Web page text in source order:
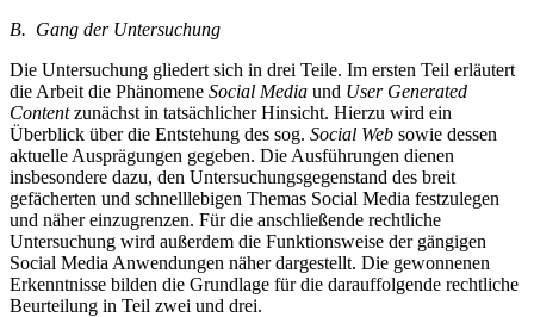
B. Gang der Untersuchung
Die Untersuchung gliedert sich in drei Teile. Im ersten Teil erläutert
die Arbeit die Phänomene Social Media und User Generated
Contentzunächst in tatsächlicher Hinsicht. Hierzu wird ein
Überblick über die Entstehung des sog. Social Web sowie dessen
aktuelle Ausprägungen gegeben. Die Ausführungen dienen
insbesondere dazu, den Untersuchungsgegenstand des breit
gefächerten und schnelllebigen Themas Social Media festzulegen
und näher einzugrenzen. Für die anschließende rechtliche
Untersuchung wird außerdem die Funktionsweise der gängigen
Social Media Anwendungen näher dargestellt. Die gewonnenen
Erkenntnisse bilden die Grundlage für die darauffolgende rechtliche
Beurteilung in Teil zwei und drei.